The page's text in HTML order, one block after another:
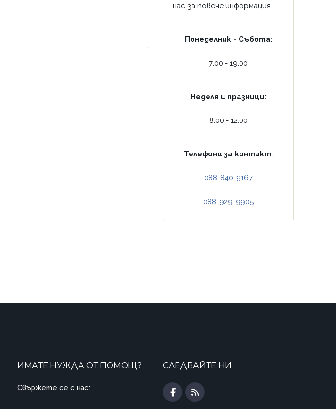
нас за повече информация.
Понеделник - Събота:
7:00 - 19:00
Неделя и празници:
8:00 - 12:00
Телефони за контакт:
088-840-9167
088-929-9905
ИМАТЕ НУЖДА ОТ ПОМОЩ?
Свържете се с нас:
СЛЕДВАЙТЕ НИ